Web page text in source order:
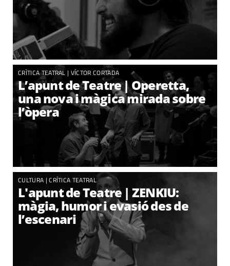
CRÌTICA TEATRAL | VÍCTOR CORTADA
L’apunt de Teatre | Operetta,
una nova i màgica mirada sobre
l’òpera
CULTURA | CRÍTICA TEATRAL
L'apunt de Teatre | ZENKIU:
màgia, humor i evasió des de
l’escenari